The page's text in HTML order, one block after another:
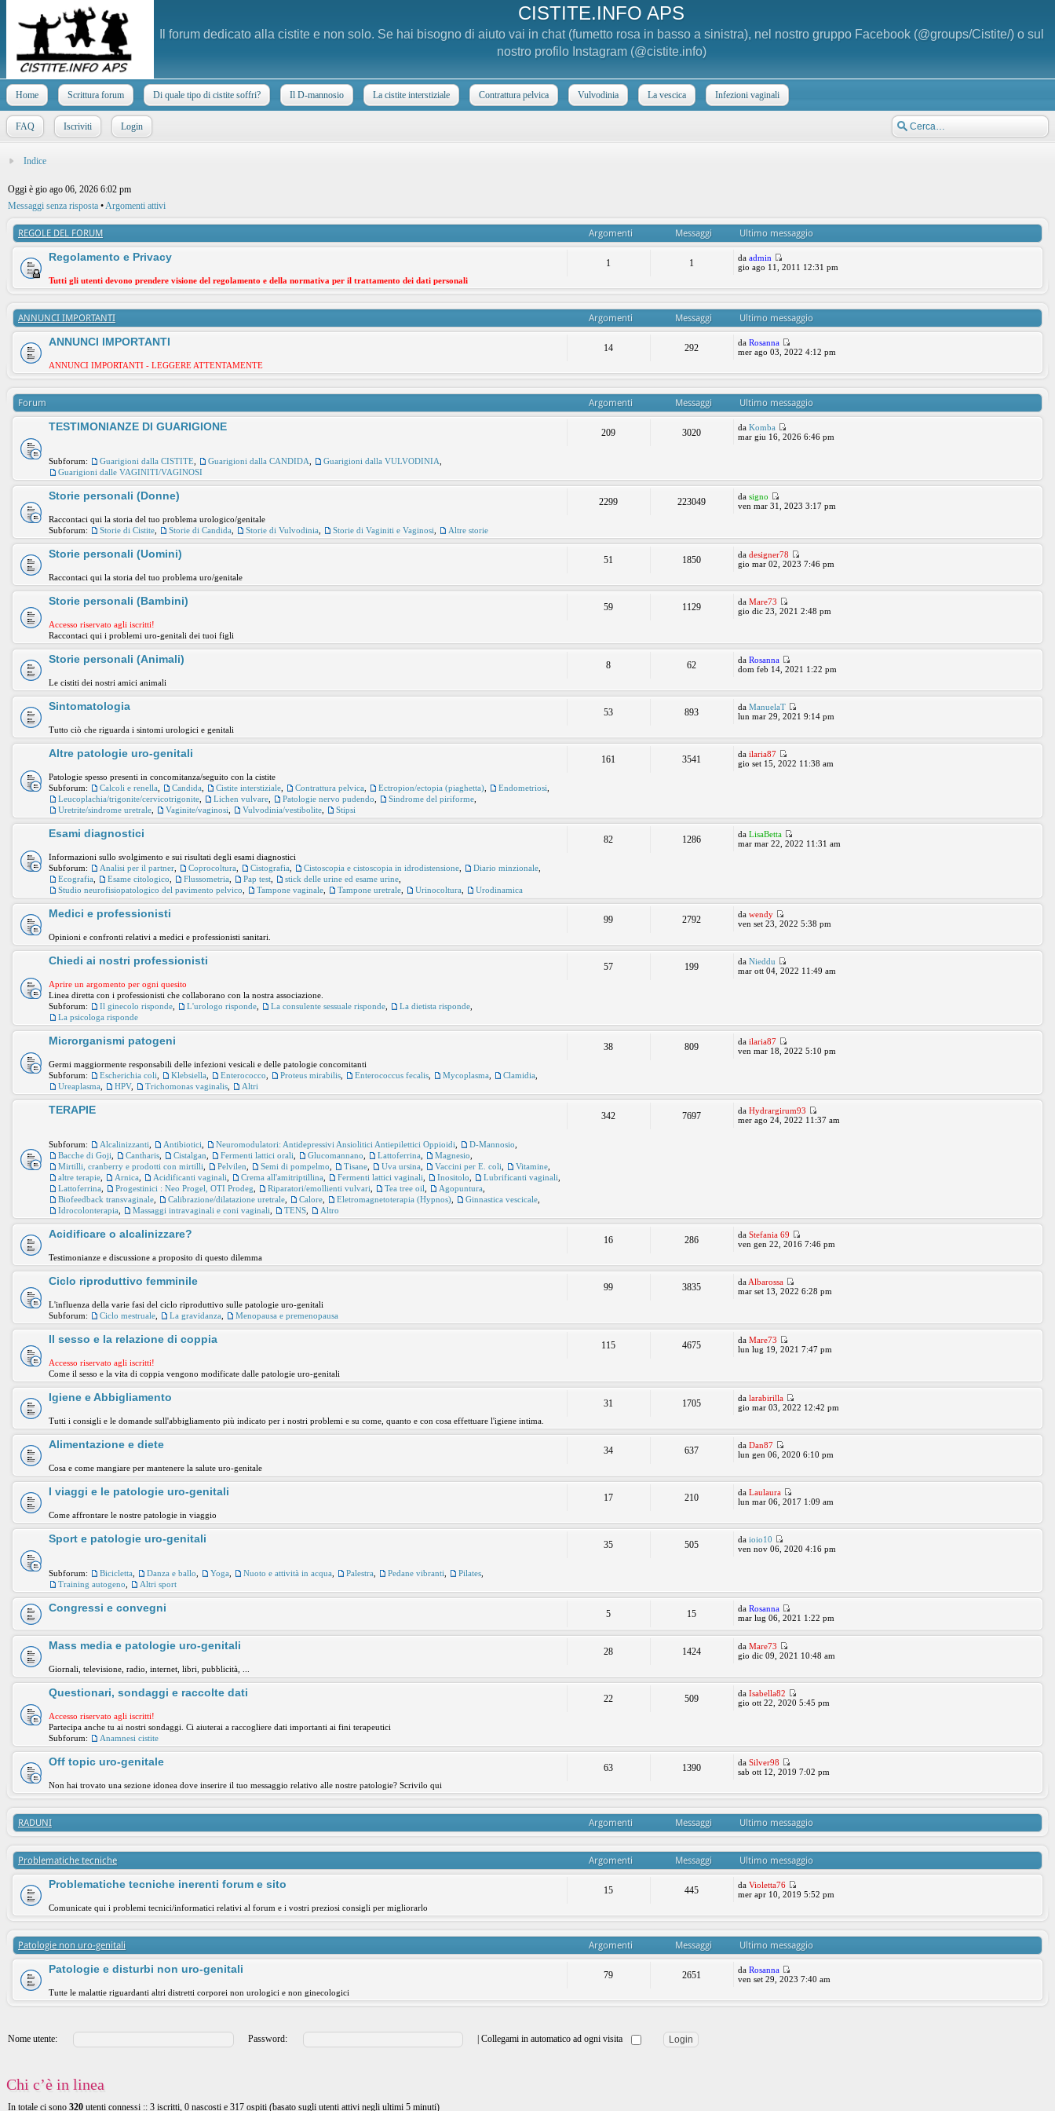
CISTITE.INFO APS
Il forum dedicato alla cistite e non solo. Se hai bisogno di aiuto vai in chat (fumetto rosa in basso a sinistra), nel nostro gruppo Facebook (@groups/Cistite/) o sul
nostro profilo Instagram (@cistite.info)
Home Scrittura forum Di quale tipo di cistite soffri? Il D-mannosio La cistite interstiziale Contrattura pelvica Vulvodinia La vescica Infezioni vaginali
FAQ Iscriviti Login
Indice
Oggi è gio ago 06, 2026 6:02 pm
Messaggi senza risposta •Argomenti attivi
REGOLE DEL FORUM Argomenti Messaggi Ultimo messaggio
Regolamento e Privacy
Tutti gli utenti devono prendere visione del regolamento e della normativa per il trattamento dei dati personali
1 1 da admin
gio ago 11, 2011 12:31 pm
ANNUNCI IMPORTANTI Argomenti Messaggi Ultimo messaggio
ANNUNCI IMPORTANTI
ANNUNCI IMPORTANTI - LEGGERE ATTENTAMENTE
14 292 da Rosanna
mer ago 03, 2022 4:12 pm
Forum Argomenti Messaggi Ultimo messaggio
TESTIMONIANZE DI GUARIGIONE
Subforum: Guarigioni dalla CISTITE Guarigioni dalla CANDIDA Guarigioni dalla VULVODINIA
Guarigioni dalle VAGINITI/VAGINOSI
209 3020 da Komba
mar giu 16, 2026 6:46 pm
Storie personali (Donne)
Raccontaci qui la storia del tuo problema urologico/genitale
Subforum:
Storie di Cistite Storie di Candida Storie di Vulvodinia Storie di Vaginiti e Vaginosi Altre storie
2299 223049 da signo
ven mar 31, 2023 3:17 pm
Storie personali (Uomini)
Raccontaci qui la storia del tuo problema uro/genitale
51 1850 da designer78
gio mar 02, 2023 7:46 pm
Storie personali (Bambini)
Accesso riservato agli iscritti!
Raccontaci qui i problemi uro-genitali dei tuoi figli
59 1129 da Mare73
gio dic 23, 2021 2:48 pm
Storie personali (Animali)
Le cistiti dei nostri amici animali
8 62 da Rosanna
dom feb 14, 2021 1:22 pm
Sintomatologia
Tutto ciò che riguarda i sintomi urologici e genitali
53 893 da ManuelaT
lun mar 29, 2021 9:14 pm
Altre patologie uro-genitali
Patologie spesso presenti in concomitanza/seguito con la cistite
Subforum:
Calcoli e renella Candida Cistite interstiziale Contrattura pelvica Ectropion/ectopia (piaghetta) Endometriosi
Leucoplachia/trigonite/cervicotrigonite
Lichen vulvare Patologie nervo pudendo Sindrome del piriforme
Uretrite/sindrome uretrale
Vaginite/vaginosi Vulvodinia/vestibolite Stipsi
161 3541 da ilaria87
gio set 15, 2022 11:38 am
Esami diagnostici
Informazioni sullo svolgimento e sui risultati degli esami diagnostici
Subforum:
Analisi per il partner Coprocoltura Cistografia Cistoscopia e cistoscopia in idrodistensione Diario minzionale
Ecografia
Esame citologico Flussometria Pap test stick delle urine ed esame urine
Studio neurofisiopatologico del pavimento pelvico
Tampone vaginale Tampone uretrale Urinocoltura Urodinamica
82 1286 da LisaBetta
mar mar 22, 2022 11:31 am
Medici e professionisti
Opinioni e confronti relativi a medici e professionisti sanitari.
99 2792 da wendy
ven set 23, 2022 5:38 pm
Chiedi ai nostri professionisti
Aprire un argomento per ogni quesito
Linea diretta con i professionisti che collaborano con la nostra associazione.
Subforum:
Il ginecolo risponde L'urologo risponde La consulente sessuale risponde La dietista risponde
La psicologa risponde
57 199 da Nieddu
mar ott 04, 2022 11:49 am
Microrganismi patogeni
Germi maggiormente responsabili delle infezioni vesicali e delle patologie concomitanti
Subforum:
Escherichia coli Klebsiella Enterococco Proteus mirabilis Enterococcus fecalis Mycoplasma Clamidia
Ureaplasma
HPV, Trichomonas vaginalis Altri
38 809 da ilaria87
ven mar 18, 2022 5:10 pm
TERAPIE
Subforum: Alcalinizzanti Antibiotici Neuromodulatori: Antidepressivi Ansiolitici Antiepilettici Oppioidi D-Mannosio
Bacche di Goji
Cantharis Cistalgan Fermenti lattici orali Glucomannano Lattoferrina Magnesio
Mirtilli, cranberry e prodotti con mirtilli
Pelvilen Semi di pompelmo Tisane Uva ursina Vaccini per E. coli Vitamine
altre terapie
Arnica Acidificanti vaginali Crema all'amitriptillina Fermenti lattici vaginali Inositolo Lubrificanti vaginali
Lattoferrina
Progestinici : Neo Progel, OTI Prodeg Riparatori/emollienti vulvari Tea tree oil Agopuntura
Biofeedback transvaginale
Calibrazione/dilatazione uretrale Calore Eletromagnetoterapia (Hypnos) Ginnastica vescicale
Idrocolonterapia
Massaggi intravaginali e coni vaginali TENS Altro
342 7697 da Hydrargirum93
mer ago 24, 2022 11:37 am
Acidificare o alcalinizzare?
Testimonianze e discussione a proposito di questo dilemma
16 286 da Stefania 69
ven gen 22, 2016 7:46 pm
Ciclo riproduttivo femminile
L'influenza della varie fasi del ciclo riproduttivo sulle patologie uro-genitali
Subforum:
Ciclo mestruale La gravidanza Menopausa e premenopausa
99 3835 da Albarossa
mar set 13, 2022 6:28 pm
Il sesso e la relazione di coppia
Accesso riservato agli iscritti!
Come il sesso e la vita di coppia vengono modificate dalle patologie uro-genitali
115 4675 da Mare73
lun lug 19, 2021 7:47 pm
Igiene e Abbigliamento
Tutti i consigli e le domande sull'abbigliamento più indicato per i nostri problemi e su come, quanto e con cosa effettuare l'igiene intima.
31 1705 da larabirilla
gio mar 03, 2022 12:42 pm
Alimentazione e diete
Cosa e come mangiare per mantenere la salute uro-genitale
34 637 da Dan87
lun gen 06, 2020 6:10 pm
I viaggi e le patologie uro-genitali
Come affrontare le nostre patologie in viaggio
17 210 da Laulaura
lun mar 06, 2017 1:09 am
Sport e patologie uro-genitali
Subforum: Bicicletta Danza e ballo Yoga Nuoto e attività in acqua Palestra Pedane vibranti Pilates
Training autogeno
Altri sport
35 505 da ioio10
ven nov 06, 2020 4:16 pm
Congressi e convegni 5 15 da Rosanna
mar lug 06, 2021 1:22 pm
Mass media e patologie uro-genitali
Giornali, televisione, radio, internet, libri, pubblicità, ...
28 1424 da Mare73
gio dic 09, 2021 10:48 am
Questionari, sondaggi e raccolte dati
Accesso riservato agli iscritti!
Partecipa anche tu ai nostri sondaggi. Ci aiuterai a raccogliere dati importanti ai fini terapeutici
Subforum:
Anamnesi cistite
22 509 da Isabella82
gio ott 22, 2020 5:45 pm
Off topic uro-genitale
Non hai trovato una sezione idonea dove inserire il tuo messaggio relativo alle nostre patologie? Scrivilo qui
63 1390 da Silver98
sab ott 12, 2019 7:02 pm
RADUNI Argomenti Messaggi Ultimo messaggio
Problematiche tecniche Argomenti Messaggi Ultimo messaggio
Problematiche tecniche inerenti forum e sito
Comunicate qui i problemi tecnici/informatici relativi al forum e i vostri preziosi consigli per migliorarlo
15 445 da Violetta76
mer apr 10, 2019 5:52 pm
Patologie non uro-genitali Argomenti Messaggi Ultimo messaggio
Patologie e disturbi non uro-genitali
Tutte le malattie riguardanti altri distretti corporei non urologici e non ginecologici
79 2651 da Rosanna
ven set 29, 2023 7:40 am
Nome utente: Password: |Collegami in automatico ad ogni visita
Chi c’è in linea
In totale ci sono 320 utenti connessi :: 3 iscritti, 0 nascosti e 317 ospiti (basato sugli utenti attivi negli ultimi 5 minuti)